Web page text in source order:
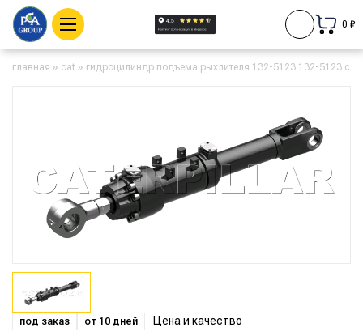
0 ₽
главная » cat » гидроцилиндр подъема рыхлителя 132-5123 132-5123 cat
под заказ от 10 дней Цена и качество